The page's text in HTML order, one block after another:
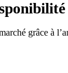
grâce à